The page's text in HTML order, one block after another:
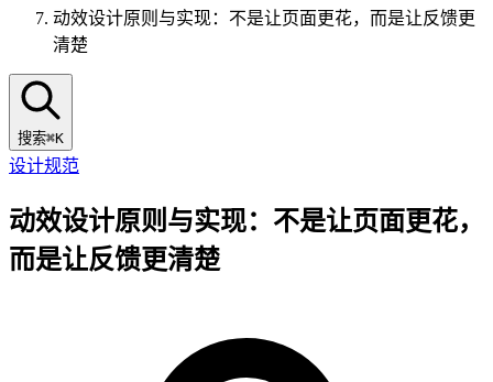
动效设计原则与实现：不是让页面更花，而是让反馈更
清楚
搜索⌘K
设计规范
动效设计原则与实现：不是让页面更花，
而是让反馈更清楚